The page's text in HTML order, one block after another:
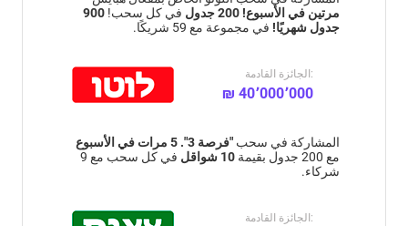
مرتين في الأسبوع! 200 جدول في كل سحب! 900
جدول شهريًا! في مجموعة مع 59 شريكًا.
الجائزة القادمة:
₪ 40٬000٬000
المشاركة في سحب "فرصة 3". 5 مرات في الأسبوع
مع 200 جدول بقيمة
10 شواقل
في كل سحب مع 9
شركاء.
الجائزة القادمة: